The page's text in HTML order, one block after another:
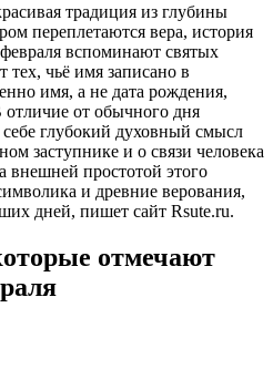
традиция из глубины
переплетаются вера, история
вспоминают святых
тех, чьё имя записано в
имя, а не дата рождения,
отличие от обычного дня
глубокий духовный смысл
заступнике и о связи человека
внешней простотой этого
и древние верования,
дней, пишет сайт Rsute.ru.
отмечают